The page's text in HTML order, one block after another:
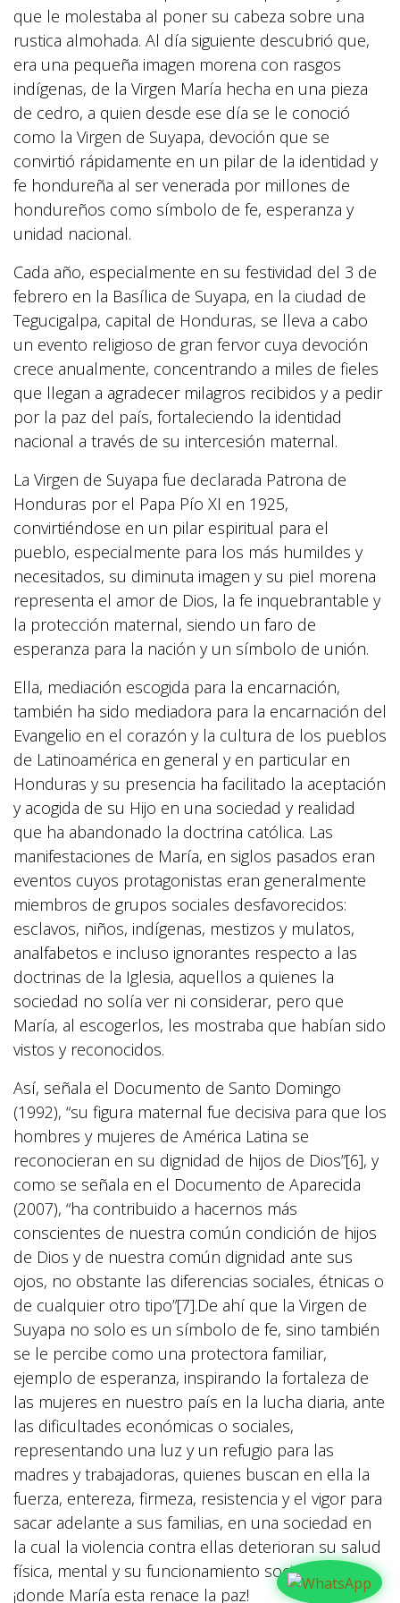
que le molestaba al poner su cabeza sobre una
rustica almohada. Al día siguiente descubrió que,
era una pequeña imagen morena con rasgos
indígenas, de la Virgen María hecha en una pieza
de cedro, a quien desde ese día se le conoció
como la Virgen de Suyapa, devoción que se
convirtió rápidamente en un pilar de la identidad y
fe hondureña al ser venerada por millones de
hondureños como símbolo de fe, esperanza y
unidad nacional.
Cada año, especialmente en su festividad del 3 de
febrero en la Basílica de Suyapa, en la ciudad de
Tegucigalpa, capital de Honduras, se lleva a cabo
un evento religioso de gran fervor cuya devoción
crece anualmente, concentrando a miles de fieles
que llegan a agradecer milagros recibidos y a pedir
por la paz del país, fortaleciendo la identidad
nacional a través de su intercesión maternal.
La Virgen de Suyapa fue declarada Patrona de
Honduras por el Papa Pío XI en 1925,
convirtiéndose en un pilar espiritual para el
pueblo, especialmente para los más humildes y
necesitados, su diminuta imagen y su piel morena
representa el amor de Dios, la fe inquebrantable y
la protección maternal, siendo un faro de
esperanza para la nación y un símbolo de unión.
Ella, mediación escogida para la encarnación,
también ha sido mediadora para la encarnación del
Evangelio en el corazón y la cultura de los pueblos
de Latinoamérica en general y en particular en
Honduras y su presencia ha facilitado la aceptación
y acogida de su Hijo en una sociedad y realidad
que ha abandonado la doctrina católica. Las
manifestaciones de María, en siglos pasados eran
eventos cuyos protagonistas eran generalmente
miembros de grupos sociales desfavorecidos:
esclavos, niños, indígenas, mestizos y mulatos,
analfabetos e incluso ignorantes respecto a las
doctrinas de la Iglesia, aquellos a quienes la
sociedad no solía ver ni considerar, pero que
María, al escogerlos, les mostraba que habían sido
vistos y reconocidos.
Así, señala el Documento de Santo Domingo
(1992), “su figura maternal fue decisiva para que los
hombres y mujeres de América Latina se
reconocieran en su dignidad de hijos de Dios”[6], y
como se señala en el Documento de Aparecida
(2007), “ha contribuido a hacernos más
conscientes de nuestra común condición de hijos
de Dios y de nuestra común dignidad ante sus
ojos, no obstante las diferencias sociales, étnicas o
de cualquier otro tipo”[7].De ahí que la Virgen de
Suyapa no solo es un símbolo de fe, sino también
se le percibe como una protectora familiar,
ejemplo de esperanza, inspirando la fortaleza de
las mujeres en nuestro país en la lucha diaria, ante
las dificultades económicas o sociales,
representando una luz y un refugio para las
madres y trabajadoras, quienes buscan en ella la
fuerza, entereza, firmeza, resistencia y el vigor para
sacar adelante a sus familias, en una sociedad en
la cual la violencia contra ellas deterioran su salud
física, mental y su funcionamiento social, porque
¡donde María esta renace la paz!